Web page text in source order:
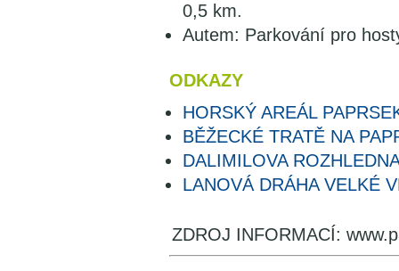
0,5 km.
Autem: Parkování pro
ODKAZY
HORSKÝ AREÁL
BĚŽECKÉ TRATĚ NA
DALIMILOVA
LANOVÁ DRÁHA VELKÉ
ZDROJ INFORMACÍ: